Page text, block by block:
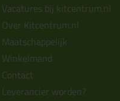
Vacatures bij kitcentrum.nl
Over Kitcentrum.nl
Maatschappelijk
Winkelmand
Contact
Leverancier worden?